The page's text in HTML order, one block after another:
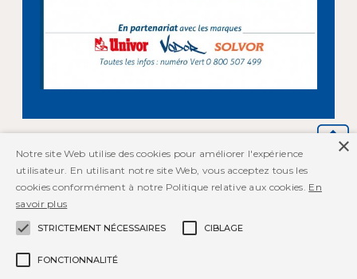
86361 CHASSENEUIL DU POITOU
×
Notre site Web utilise des cookies pour améliorer l'expérience
utilisateur. En utilisant notre site Web, vous acceptez tous les
cookies conformément à notre Politique relative aux cookies. En
savoir plus
STRICTEMENT NÉCESSAIRES CIBLAGE
FONCTIONNALITÉ